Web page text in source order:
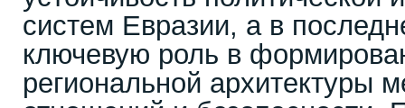
систем Евразии, а в
ключевую роль в
региональной архитектуры